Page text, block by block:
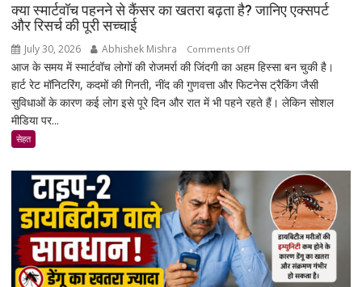
क्या स्मार्टवॉच पहनने से कैंसर का खतरा बढ़ता है? जानिए एक्सपर्ट
और रिसर्च की पूरी सच्चाई
July 30, 2026 Abhishek Mishra Comments Offon
क्या
स्मार्टवॉच
पहनने
खतरा
एक्सपर्ट
और
रिसर्च
आज के समय में स्मार्टवॉच लोगों की रोजमर्रा की जिंदगी का अहम हिस्सा बन चुकी है।
हार्ट रेट मॉनिटरिंग, कदमों की गिनती, नींद की गुणवत्ता और फिटनेस ट्रैकिंग जैसी
सुविधाओं के कारण कई लोग इसे पूरे दिन और रात में भी पहने रहते हैं। लेकिन सोशल
मीडिया पर...
सेहत